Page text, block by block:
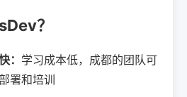
？
： 学习成本低，成都的团队可
署和培训